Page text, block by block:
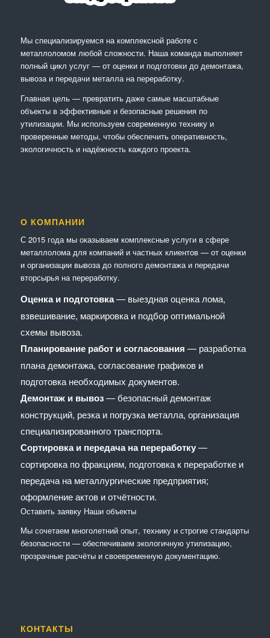
Мы специализируемся на комплексной работе с
металлоломом любой сложности. Наша команда выполняет
полный цикл услуг — от оценки и подготовки до демонтажа,
вывоза и передачи металла на переработку.
Главная цель — превратить даже самые масштабные
объекты в эффективные и безопасные решения по
утилизации. Мы используем современную технику и
проверенные методы, чтобы обеспечить оперативность,
экологичность и надёжность каждого проекта.
О КОМПАНИИ
С 2015 года мы оказываем комплексные услуги в сфере
металлолома для компаний и частных клиентов — от оценки
и организации вывоза до полного демонтажа и передачи
вторсырья на переработку.
Оценка и подготовка— выездная оценка лома,
взвешивание, маркировка и подбор оптимальной
схемы вывоза.
Планирование работ и согласования — разработка
плана демонтажа, согласование графиков и
подготовка необходимых документов.
Демонтаж и вывоз— безопасный демонтаж
конструкций, резка и погрузка металла, организация
специализированного транспорта.
Сортировка и передача на переработку—
сортировка по фракциям, подготовка к переработке и
передача на металлургические предприятия;
оформление актов и отчётности.
Оставить заявку Наши объекты
Мы сочетaем многолетний опыт, технику и строгие стандарты
безопасности — обеспечиваем экологичную утилизацию,
прозрачные расчёты и своевременную документацию.
КОНТАКТЫ